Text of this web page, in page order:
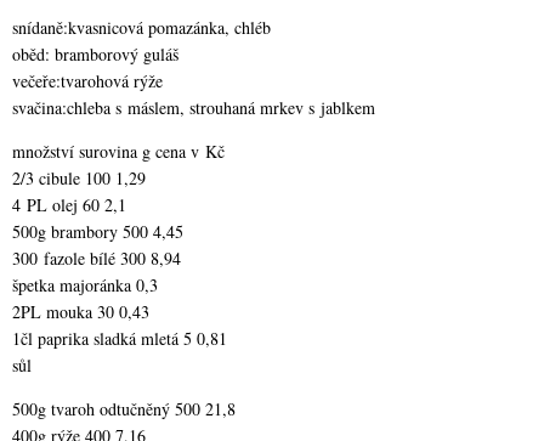
snídaně:kvasnicová pomazánka, chléb
oběd: bramborový guláš
večeře:tvarohová rýže
svačina:chleba s máslem, strouhaná mrkev s jablkem
množství surovina g cena v Kč
2/3 cibule 100 1,29
4 PL olej 60 2,1
500g brambory 500 4,45
300 fazole bílé 300 8,94
špetka majoránka 0,3
2PL mouka 30 0,43
1čl paprika sladká mletá 5 0,81
sůl
500g tvaroh odtučněný 500 21,8
400g rýže 400 7,16